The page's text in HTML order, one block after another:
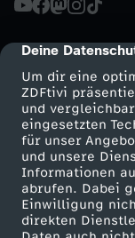
cmp-dialog-
Deine
Um dir eine
ZDFtivi
und
eingesetzten
für unser
und unsere
Informationen
abrufen. Dabei
Einwilligung
direkten
D
r
u
c
k
Mehr ZDF
ZDF-Apps
Smart TV